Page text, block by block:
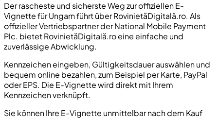
Der rascheste und sicherste Weg zur offiziellen E-
Vignette für Ungarn führt über RovinietăDigitală.ro. Als
offizieller Vertriebspartner der National Mobile Payment
Plc. bietet RovinietăDigitală.ro eine einfache und
zuverlässige Abwicklung.
Kennzeichen eingeben, Gültigkeitsdauer auswählen und
bequem online bezahlen, zum Beispiel per Karte, PayPal
oder EPS. Die E-Vignette wird direkt mit Ihrem
Kennzeichen verknüpft.
Sie können Ihre E-Vignette unmittelbar nach dem Kauf